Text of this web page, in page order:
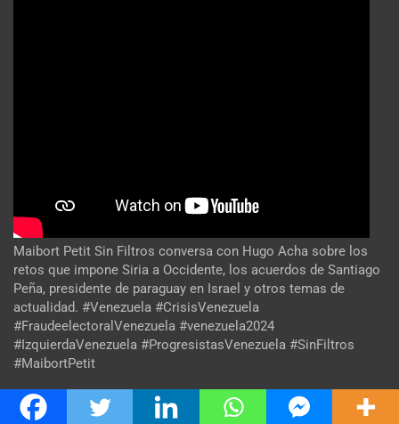
Maibort Petit Sin Filtros conversa con Hugo Acha sobre los
retos que impone Siria a Occidente, los acuerdos de Santiago
Peña, presidente de paraguay en Israel y otros temas de
actualidad. #Venezuela #CrisisVenezuela
#FraudeelectoralVenezuela #venezuela2024
#IzquierdaVenezuela #ProgresistasVenezuela #SinFiltros
#MaibortPetit